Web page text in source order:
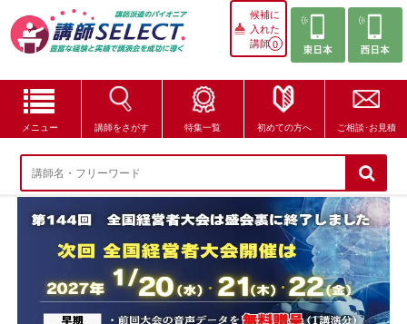
候補に
入れた
講師0
メニュー 講師をさがす 特集一覧 初めての方へ ご相談･お見積
講師をさがす
特集一覧
講師セレクトが選ばれる理由
ブログ・コラム